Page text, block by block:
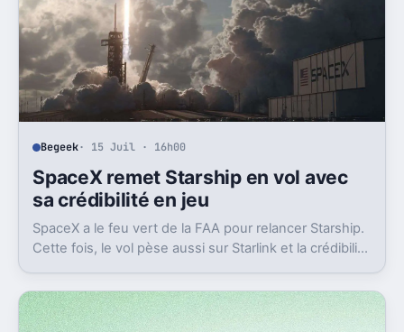
Begeek· 15 Juil · 16h00
SpaceX remet Starship en vol avec
sa crédibilité en jeu
SpaceX a le feu vert de la FAA pour relancer Starship.
Cette fois, le vol pèse aussi sur Starlink et la crédibilité